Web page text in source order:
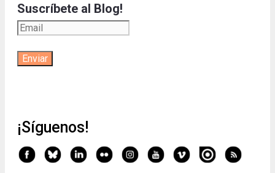
Suscríbete al Blog!
¡Síguenos!